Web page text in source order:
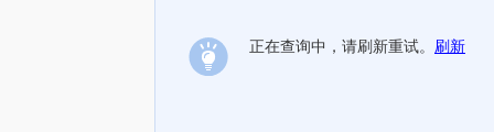
正在查询中，请刷新重试。 刷新